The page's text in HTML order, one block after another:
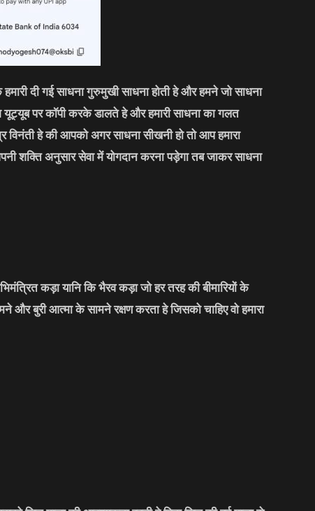
दी गई साधना गुरुमुखी साधना होती हे और हमने जो साधना
यूट्यूब पर कॉपी करके डालते हे और हमारी साधना का गलत
हे की आपको अगर साधना सीखनी हो तो आप हमारा
शक्ति अनुसार सेवा में योगदान करना पड़ेगा तब जाकर साधना
कड़ा यानि कि भैरव कड़ा जो हर तरह की बीमारियों के
बुरी आत्मा के सामने रक्षण करता हे जिसको चाहिए वो हमारा